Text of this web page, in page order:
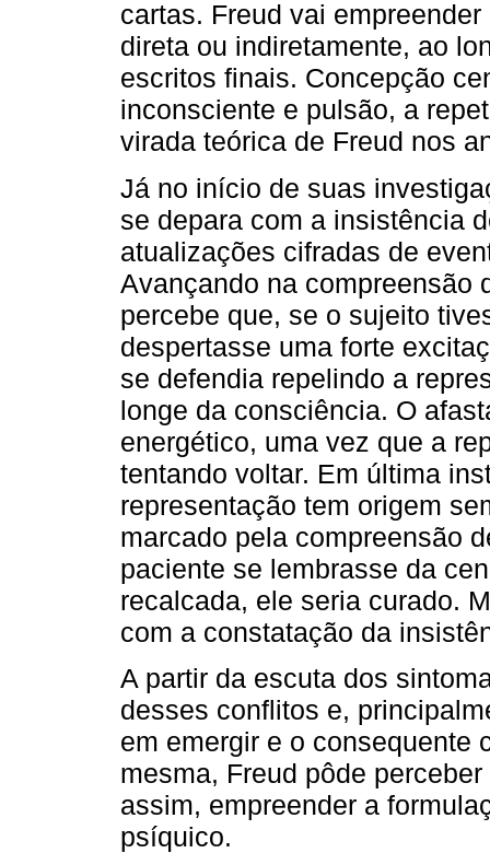
cartas. Freud vai
direta ou indiretamente, ao
escritos finais. Concepção
inconsciente e pulsão, a
virada teórica de Freud nos
Já no início de suas
se depara com a insistência
atualizações cifradas de
Avançando na compreensão
percebe que, se o sujeito
despertasse uma forte
se defendia repelindo a
longe da consciência. O
energético, uma vez que a
tentando voltar. Em última
representação tem origem
marcado pela compreensão
paciente se lembrasse da
recalcada, ele seria curado.
com a constatação da
A partir da escuta dos
desses conflitos e,
em emergir e o consequente
mesma, Freud pôde
assim, empreender a
psíquico.